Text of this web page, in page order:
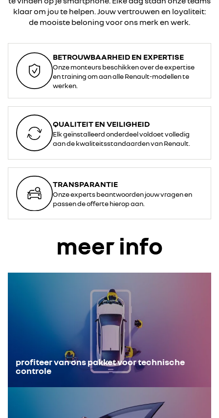
klaar om jou te helpen. Jouw vertrouwen en loyaliteit:
de mooiste beloning voor ons merk en werk.
BETROUWBAARHEID EN EXPERTISE
Onze monteurs beschikken over de expertise
en training om aan alle Renault-modellen te
werken.
QUALITEIT EN VEILIGHEID
Elk geïnstalleerd onderdeel voldoet volledig
aan de kwaliteitsstandaarden van Renault.
TRANSPARANTIE
Onze experts beantwoorden jouw vragen en
passen de offerte hierop aan.
meer info
profiteer van ons pakket voor technische
controle